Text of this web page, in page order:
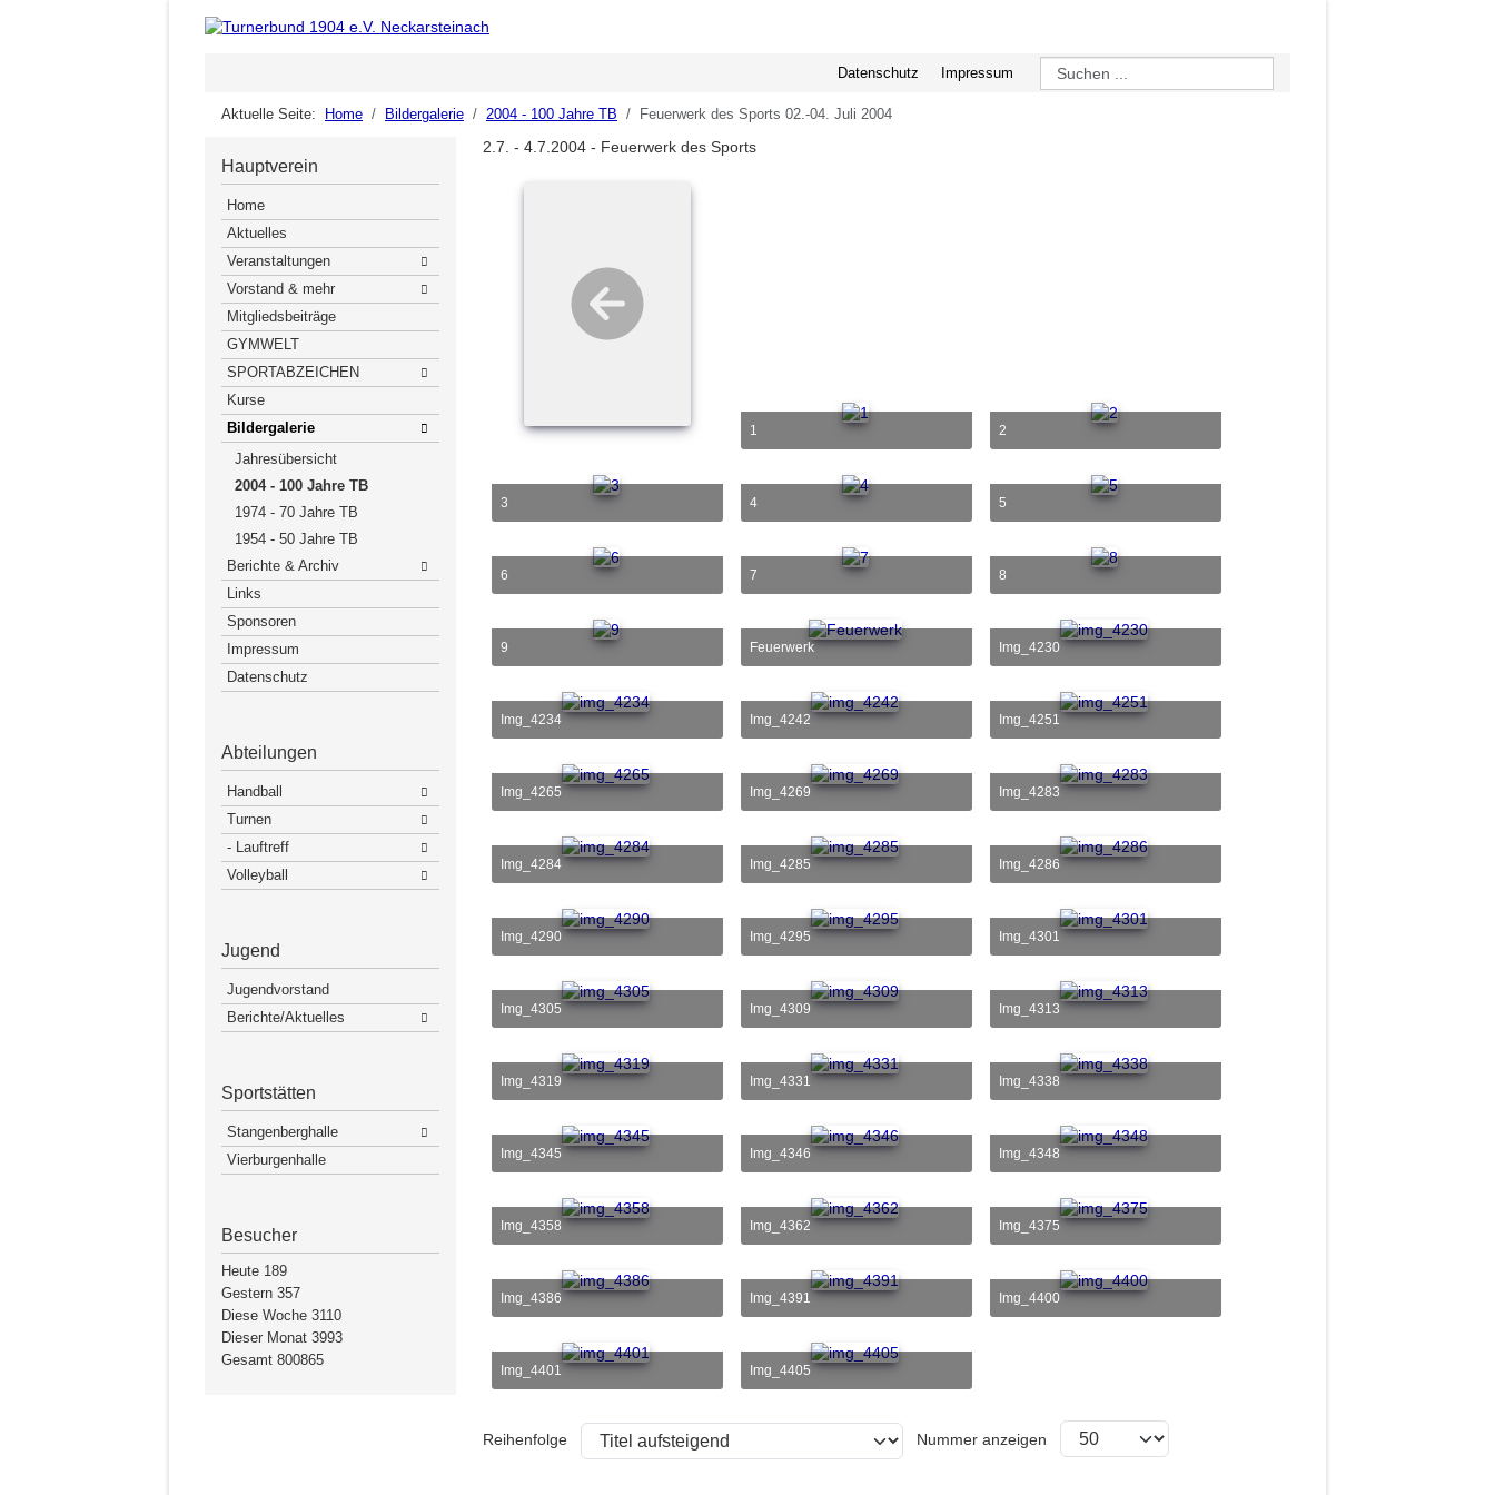
Datenschutz Impressum
Aktuelle Seite: Home Bildergalerie 2004 - 100 Jahre TB Feuerwerk des Sports 02.-04. Juli 2004
Hauptverein
Home
Aktuelles
Veranstaltungen
Vorstand & mehr
Mitgliedsbeiträge
GYMWELT
SPORTABZEICHEN
Kurse
Bildergalerie
Jahresübersicht
2004 - 100 Jahre TB
1974 - 70 Jahre TB
1954 - 50 Jahre TB
Berichte & Archiv
Links
Sponsoren
Impressum
Datenschutz
Abteilungen
Handball
Turnen
- Lauftreff
Volleyball
Jugend
Jugendvorstand
Berichte/Aktuelles
Sportstätten
Stangenberghalle
Vierburgenhalle
Besucher
Heute 189
Gestern 357
Diese Woche 3110
Dieser Monat 3993
Gesamt 800865
2.7. - 4.7.2004 - Feuerwerk des Sports
1 2
3 4 5
6 7 8
9 Feuerwerk img_4230
img_4234 img_4242 img_4251
img_4265 img_4269 img_4283
img_4284 img_4285 img_4286
img_4290 img_4295 img_4301
img_4305 img_4309 img_4313
img_4319 img_4331 img_4338
img_4345 img_4346 img_4348
img_4358 img_4362 img_4375
img_4386 img_4391 img_4400
img_4401 img_4405
Reihenfolge Nummer anzeigen